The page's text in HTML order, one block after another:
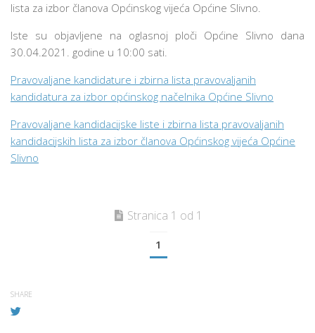
lista za izbor članova Općinskog vijeća Općine Slivno.
Iste su objavljene na oglasnoj ploči Općine Slivno dana
30.04.2021. godine u 10:00 sati.
Pravovaljane kandidature i zbirna lista pravovaljanih
kandidatura za izbor općinskog načelnika Općine Slivno
Pravovaljane kandidacijske liste i zbirna lista pravovaljanih
kandidacijskih lista za izbor članova Općinskog vijeća Općine
Slivno
Stranica 1 od 1
1
SHARE